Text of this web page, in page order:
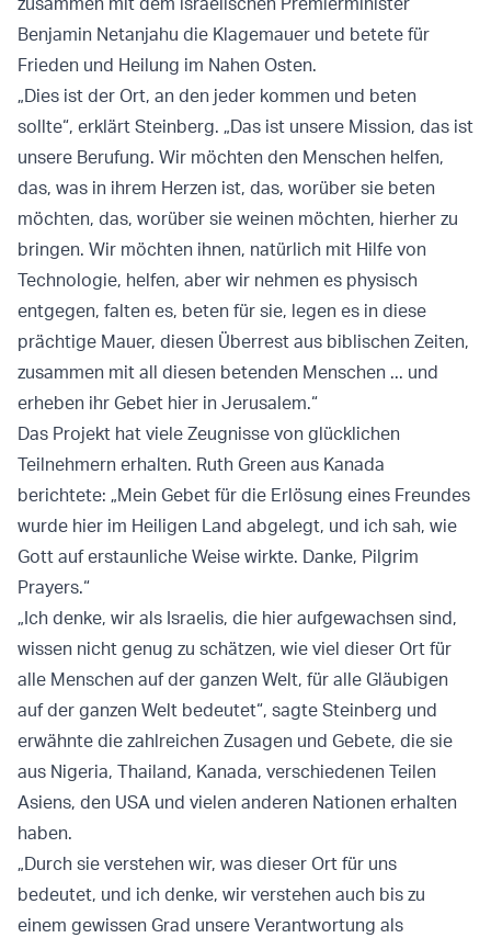
Benjamin Netanjahu die Klagemauer und betete für
Frieden und Heilung im Nahen Osten.
„Dies ist der Ort, an den jeder kommen und beten
sollte“, erklärt Steinberg. „Das ist unsere Mission, das ist
unsere Berufung. Wir möchten den Menschen helfen,
das, was in ihrem Herzen ist, das, worüber sie beten
möchten, das, worüber sie weinen möchten, hierher zu
bringen. Wir möchten ihnen, natürlich mit Hilfe von
Technologie, helfen, aber wir nehmen es physisch
entgegen, falten es, beten für sie, legen es in diese
prächtige Mauer, diesen Überrest aus biblischen Zeiten,
zusammen mit all diesen betenden Menschen ... und
erheben ihr Gebet hier in Jerusalem.“
Das Projekt hat viele Zeugnisse von glücklichen
Teilnehmern erhalten. Ruth Green aus Kanada
berichtete: „Mein Gebet für die Erlösung eines Freundes
wurde hier im Heiligen Land abgelegt, und ich sah, wie
Gott auf erstaunliche Weise wirkte. Danke, Pilgrim
Prayers.“
„Ich denke, wir als Israelis, die hier aufgewachsen sind,
wissen nicht genug zu schätzen, wie viel dieser Ort für
alle Menschen auf der ganzen Welt, für alle Gläubigen
auf der ganzen Welt bedeutet“, sagte Steinberg und
erwähnte die zahlreichen Zusagen und Gebete, die sie
aus Nigeria, Thailand, Kanada, verschiedenen Teilen
Asiens, den USA und vielen anderen Nationen erhalten
haben.
„Durch sie verstehen wir, was dieser Ort für uns
bedeutet, und ich denke, wir verstehen auch bis zu
einem gewissen Grad unsere Verantwortung als